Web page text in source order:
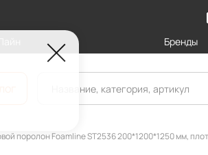
Бренды
поролон Foamline ST2536 200*1200*1250 мм,